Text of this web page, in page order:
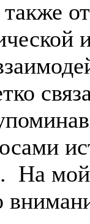
также
На мой